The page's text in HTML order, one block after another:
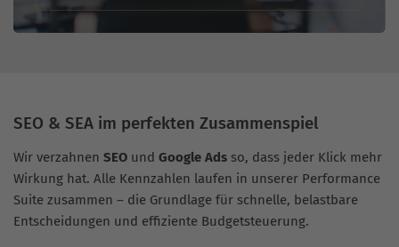
SEO & SEA im perfekten Zusammenspiel
Wir verzahnen SEO und Google Ads so, dass jeder Klick mehr
Wirkung hat. Alle Kennzahlen laufen in unserer Performance
Suite zusammen – die Grundlage für schnelle, belastbare
Entscheidungen und effiziente Budgetsteuerung.